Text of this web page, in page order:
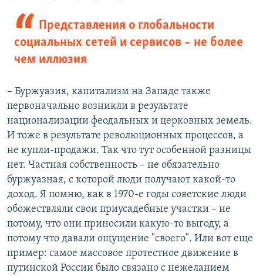
Представления о глобальности
социальных сетей и сервисов – не более
чем иллюзия
– Буржуазия, капитализм на Западе также
первоначально возникли в результате
национализации феодальных и церковных земель.
И тоже в результате революционных процессов, а
не купли-продажи. Так что тут особенной разницы
нет. Частная собственность – не обязательно
буржуазная, с которой люди получают какой-то
доход. Я помню, как в 1970-е годы советские люди
обожествляли свои приусадебные участки – не
потому, что они приносили какую-то выгоду, а
потому что давали ощущение "своего". Или вот еще
пример: самое массовое протестное движение в
путинской России было связано с нежеланием